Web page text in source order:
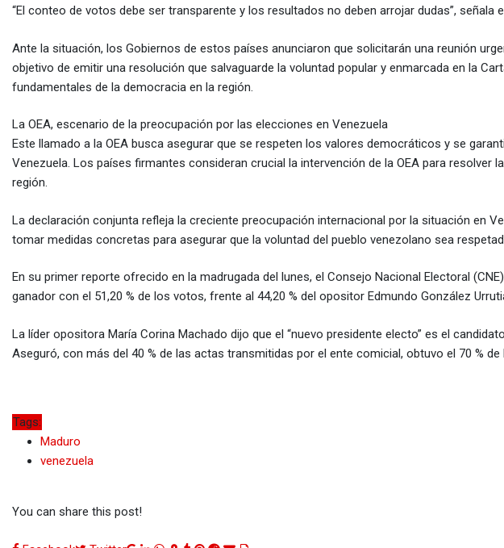
“El conteo de votos debe ser transparente y los resultados no deben arrojar dudas”, señala
Ante la situación, los Gobiernos de estos países anunciaron que solicitarán una reunión
objetivo de emitir una resolución que salvaguarde la voluntad popular y enmarcada en la
fundamentales de la democracia en la región.
La OEA, escenario de la preocupación por las elecciones en Venezuela
Este llamado a la OEA busca asegurar que se respeten los valores democráticos y se
Venezuela. Los países firmantes consideran crucial la intervención de la OEA para resolver
región.
La declaración conjunta refleja la creciente preocupación internacional por la situación en
tomar medidas concretas para asegurar que la voluntad del pueblo venezolano sea
En su primer reporte ofrecido en la madrugada del lunes, el Consejo Nacional Electoral
ganador con el 51,20 % de los votos, frente al 44,20 % del opositor Edmundo González
La líder opositora María Corina Machado dijo que el “nuevo presidente electo” es el
Aseguró, con más del 40 % de las actas transmitidas por el ente comicial, obtuvo el 70 % de
Tags:
Maduro
venezuela
You can share this post!